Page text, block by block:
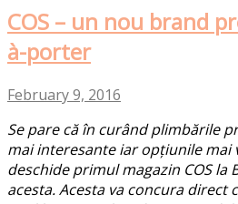
COS – un nou brand
à-porter
February 9, 2016
Se pare că în curând plimbările
mai interesante iar opțiunile mai
deschide primul magazin COS la
acesta. Acesta va concura direct